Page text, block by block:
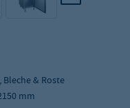
& Roste
mm